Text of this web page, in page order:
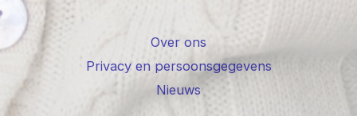
Over ons
Privacy en persoonsgegevens
Nieuws